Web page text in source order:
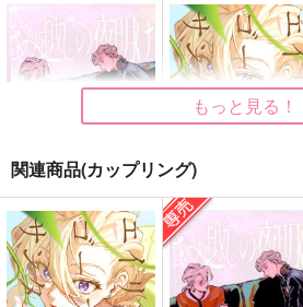
きみ越しの夜明け
:) hahaha
1,257円（税込）
エイリアン・ゴース
ト・サンタクロース
ブボランド
もっと見る！
関連商品(カップリング)